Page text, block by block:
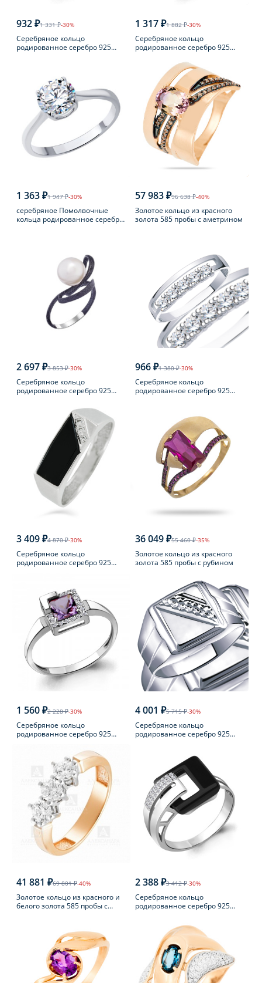
932 ₽1 331 ₽-30%
Серебряное кольцо
родированное серебро 925
1 317 ₽1 882 ₽-30%
Серебряное кольцо
родированное серебро 925
1 363 ₽1 947 ₽-30%
серебряное Помолвочные
кольца родированное серебро
57 983 ₽96 638 ₽-40%
Золотое кольцо из красного
золота 585 пробы с аметрином
2 697 ₽3 853 ₽-30%
Серебряное кольцо
родированное серебро 925
966 ₽1 380 ₽-30%
Серебряное кольцо
родированное серебро 925
3 409 ₽4 870 ₽-30%
Серебряное кольцо
родированное серебро 925
36 049 ₽55 460 ₽-35%
Золотое кольцо из красного
золота 585 пробы с рубином
1 560 ₽2 228 ₽-30%
Серебряное кольцо
родированное серебро 925
4 001 ₽5 715 ₽-30%
Серебряное кольцо
родированное серебро 925
41 881 ₽69 801 ₽-40%
Золотое кольцо из красного и
белого золота 585 пробы с
2 388 ₽3 412 ₽-30%
Серебряное кольцо
родированное серебро 925